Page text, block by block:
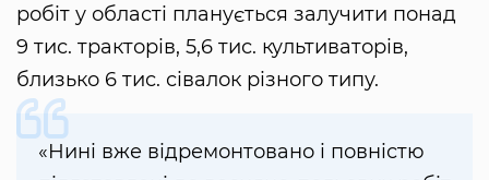
робіт у області планується залучити понад
9 тис. тракторів, 5,6 тис. культиваторів,
близько 6 тис. сівалок різного типу.
«Нині вже відремонтовано і повністю